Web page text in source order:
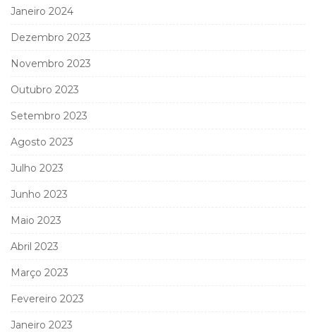
Janeiro 2024
Dezembro 2023
Novembro 2023
Outubro 2023
Setembro 2023
Agosto 2023
Julho 2023
Junho 2023
Maio 2023
Abril 2023
Março 2023
Fevereiro 2023
Janeiro 2023